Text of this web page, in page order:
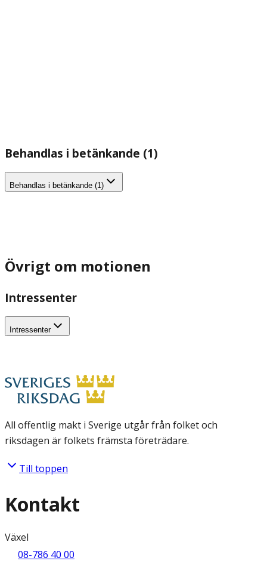
Behandlas i betänkande (1)
Behandlas i betänkande (1)
Övrigt om motionen
Intressenter
Intressenter
All offentlig makt i Sverige utgår från folket och
riksdagen är folkets främsta företrädare.
Till toppen
Kontakt
Växel
08-786 40 00